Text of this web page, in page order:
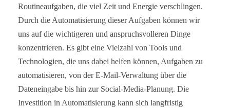
Routineaufgaben, die viel Zeit und Energie verschlingen.
Durch die Automatisierung dieser Aufgaben können wir
uns auf die wichtigeren und anspruchsvolleren Dinge
konzentrieren. Es gibt eine Vielzahl von Tools und
Technologien, die uns dabei helfen können, Aufgaben zu
automatisieren, von der E-Mail-Verwaltung über die
Dateneingabe bis hin zur Social-Media-Planung. Die
Investition in Automatisierung kann sich langfristig